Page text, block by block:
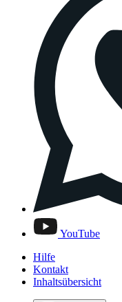
YouTube
Hilfe
Kontakt
Inhaltsübersicht